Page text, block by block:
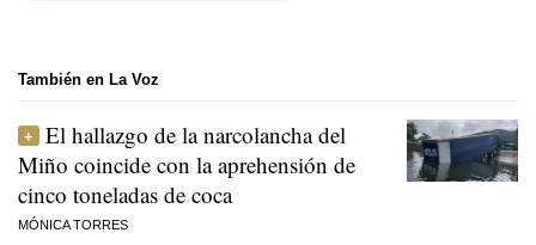
También en La Voz
El hallazgo de la narcolancha del
Miño coincide con la aprehensión de
cinco toneladas de coca
MÓNICA TORRES